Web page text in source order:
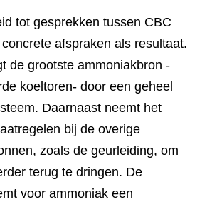
tot gesprekken tussen CBC
afspraken als resultaat.
de grootste ammoniakbron -
koeltoren- door een geheel
Daarnaast neemt het
bij de overige
zoals de geurleiding, om
terug te dringen. De
voor ammoniak een